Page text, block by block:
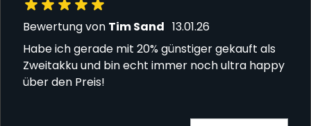
Bewertung von Tim Sand 13. Januar 2026
13.01.26
Habe ich gerade mit 20% günstiger gekauft als
Zweitakku und bin echt immer noch ultra happy
über den Preis!